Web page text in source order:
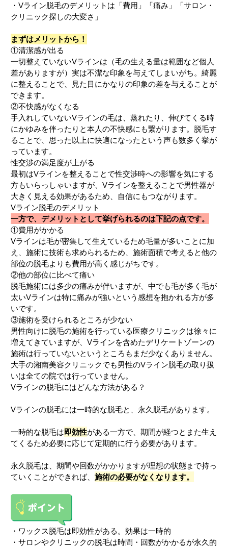
・Vライン脱毛のデメリットは「費用」「痛み」「サロン・
クリニック探しの大変さ」
まずはメリットから！
①清潔感が出る
一切整えていないVラインは（毛の生える量は範囲など個人
差がありますが）実は不潔な印象を与えてしまいがち。綺麗
に整えることで、見た目にかなりの印象の差を与えることが
できます。
②不快感がなくなる
手入れしていないVラインの毛は、蒸れたり、伸びてくる時
にかゆみを伴ったりと本人の不快感にも繋がります。脱毛す
ることで、思った以上に快適になったという声も数多く挙が
っています。
性交渉の満足度が上がる
最初はVラインを整えることで性交渉時への影響を気にする
方もいらっしゃいますが、Vラインを整えることで男性器が
大きく見える効果があるため、自信にもつながります。
Vライン脱毛のデメリット
一方で、デメリットとして挙げられるのは下記の点です。
①費用がかかる
Vラインは毛が密集して生えているため毛量が多いことに加
え、施術に技術も求められるため、施術面積で考えると他の
部位の脱毛よりも費用が高く感じがちです。
②他の部位に比べて痛い
脱毛施術には多少の痛みが伴いますが、中でも毛が多く毛が
太いVラインは特に痛みが強いという感想を抱かれる方が多
いです。
③施術を受けられるところが少ない
男性向けに脱毛の施術を行っている医療クリニックは徐々に
増えてきていますが、Vラインを含めたデリケートゾーンの
施術は行っていないというところもまだ少なくありません。
大手の湘南美容クリニックでも男性のVライン脱毛の取り扱
いは全ての院では行っていません。
Vラインの脱毛にはどんな方法がある？
Vラインの脱毛には一時的な脱毛と、永久脱毛があります。
一時的な脱毛は即効性がある一方で、期間が経つとまた生え
てくるため必要に応じて定期的に行う必要があります。
永久脱毛は、期間や回数がかかりますが理想の状態まで持っ
ていくことができれば、 施術の必要がなくなります。
・ワックス脱毛は即効性がある。効果は一時的
・サロンやクリニックの脱毛は時間・回数がかかるが永久的